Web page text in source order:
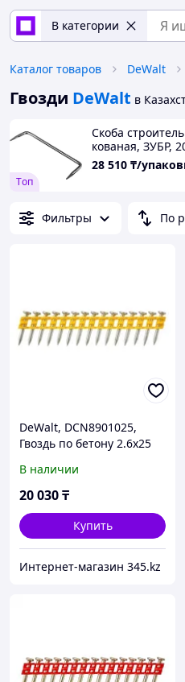
В категории
Каталог товаров DeWalt
Гвозди DeWalt в
Tоп
Скоба
кованая, ЗУБР,
70 х 8 мм, 100
(311165-200-70)
28 510 ₸/
Фильтры По
DeWalt, DCN8901025,
Гвоздь по бетону 2.6х25
В наличии
20 030₸
Купить
Интернет-магазин 345.kz